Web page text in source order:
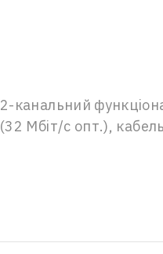
2-канальний
(32 Мбіт/с опт.),